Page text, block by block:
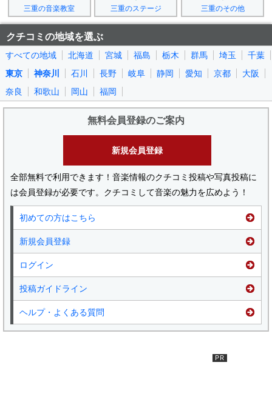
三重の音楽教室 三重のステージ 三重のその他
クチコミの地域を選ぶ
すべての地域 北海道 宮城 福島 栃木 群馬 埼玉
千葉
東京
神奈川 石川 長野 岐阜 静岡 愛知 京都
大阪
奈良
和歌山 岡山 福岡
無料会員登録のご案内
新規会員登録
全部無料で利用できます！音楽情報のクチコミ投稿や写真投稿に
は会員登録が必要です。クチコミして音楽の魅力を広めよう！
初めての方はこちら
新規会員登録
ログイン
投稿ガイドライン
ヘルプ・よくある質問